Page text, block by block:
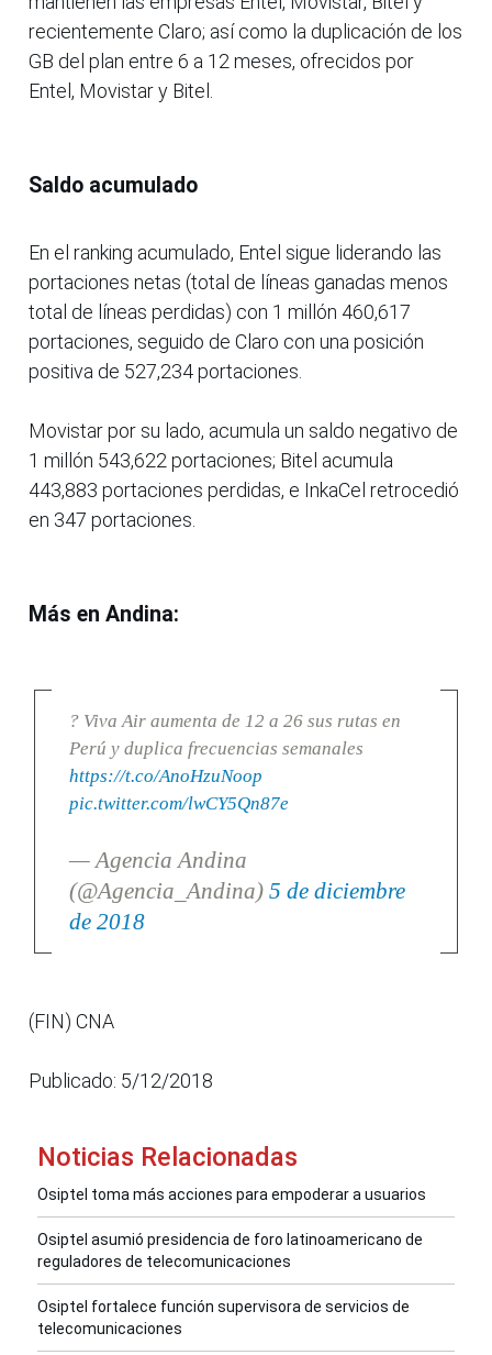
recientemente Claro; así como la duplicación de los
GB del plan entre 6 a 12 meses, ofrecidos por
Entel, Movistar y Bitel.
Saldo acumulado
En el ranking acumulado, Entel sigue liderando las
portaciones netas (total de líneas ganadas menos
total de líneas perdidas) con 1 millón 460,617
portaciones, seguido de Claro con una posición
positiva de 527,234 portaciones.
Movistar por su lado, acumula un saldo negativo de
1 millón 543,622 portaciones; Bitel acumula
443,883 portaciones perdidas, e InkaCel retrocedió
en 347 portaciones.
Más en Andina:
? Viva Air aumenta de 12 a 26 sus rutas en
Perú y duplica frecuencias semanales
https://t.co/AnoHzuNoop
pic.twitter.com/lwCY5Qn87e
— Agencia Andina
(@Agencia_Andina) 5 de diciembre
de 2018
(FIN) CNA
Publicado: 5/12/2018
Noticias Relacionadas
Osiptel toma más acciones para empoderar a usuarios
Osiptel asumió presidencia de foro latinoamericano de
reguladores de telecomunicaciones
Osiptel fortalece función supervisora de servicios de
telecomunicaciones